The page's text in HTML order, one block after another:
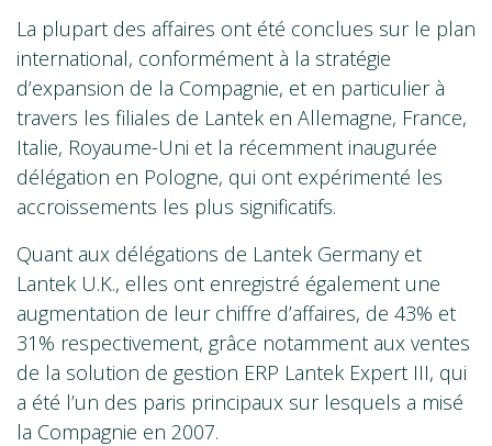
La plupart des affaires ont été conclues sur le plan
international, conformément à la stratégie
d’expansion de la Compagnie, et en particulier à
travers les filiales de Lantek en Allemagne, France,
Italie, Royaume-Uni et la récemment inaugurée
délégation en Pologne, qui ont expérimenté les
accroissements les plus significatifs.
Quant aux délégations de Lantek Germany et
Lantek U.K., elles ont enregistré également une
augmentation de leur chiffre d’affaires, de 43% et
31% respectivement, grâce notamment aux ventes
de la solution de gestion ERP Lantek Expert III, qui
a été l’un des paris principaux sur lesquels a misé
la Compagnie en 2007.